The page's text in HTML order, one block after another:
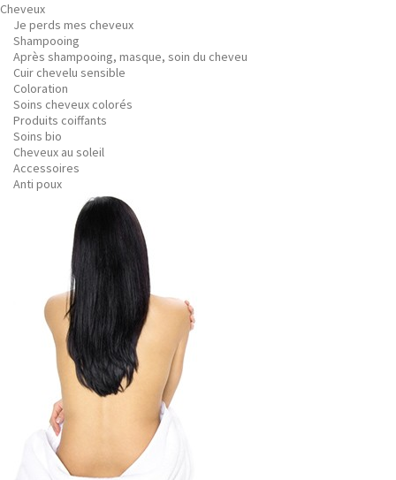
Cheveux
Je perds mes cheveux
Shampooing
Après shampooing, masque, soin du cheveu
Cuir chevelu sensible
Coloration
Soins cheveux colorés
Produits coiffants
Soins bio
Cheveux au soleil
Accessoires
Anti poux